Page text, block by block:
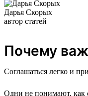
Дарья Скорых
автор статей
Почему
Соглашаться легко и
Одни не понимают, как